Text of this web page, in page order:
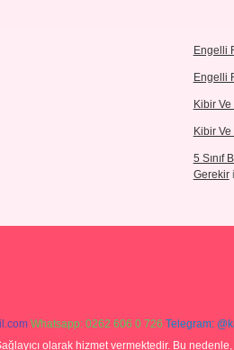
Engelli
Engelli
Kibir
Kibir
5 Sınıf
Gerekir
Whatsapp: 0262 606 0 726 Telegram:
olarak hizmet vermektedir. Bu